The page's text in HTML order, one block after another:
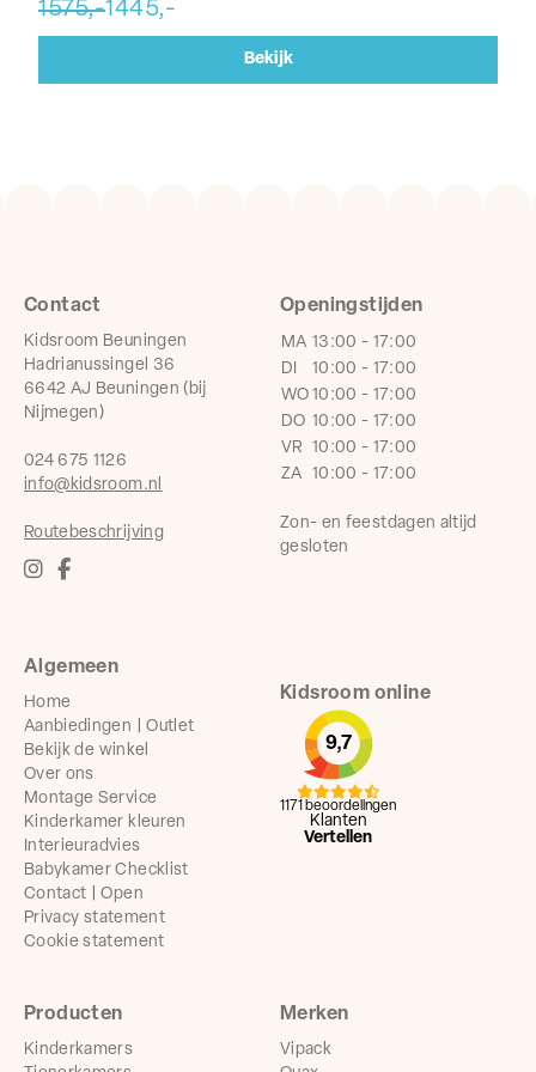
1575,-1445,-
Bekijk
Algemeen
Home
Aanbiedingen | Outlet
Bekijk de winkel
Over ons
Montage Service
Kinderkamer kleuren
Interieuradvies
Babykamer Checklist
Contact | Open
Privacy statement
Cookie statement
Producten
Kinderkamers
Merken
Vipack
Contact
Kidsroom Beuningen
Hadrianussingel 36
6642 AJ Beuningen (bij
Nijmegen)
024 675 1126
info@kidsroom.nl
Routebeschrijving
Openingstijden
MA 13:00 - 17:00
DI
10:00 - 17:00
WO 10:00 - 17:00
DO 10:00 - 17:00
VR 10:00 - 17:00
ZA 10:00 - 17:00
Zon- en feestdagen altijd
gesloten
Kidsroom online
9,7
Klanten
Vertellen
1171 beoordelingen